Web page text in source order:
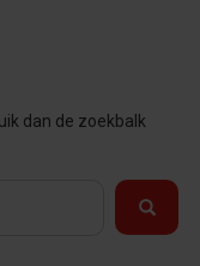
dan de zoekbalk